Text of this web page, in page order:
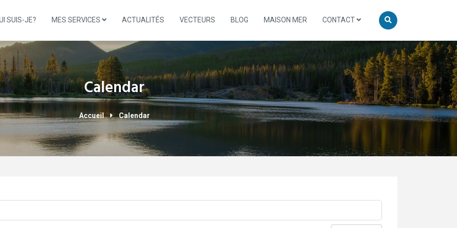
SUIS-JE? MES SERVICES ACTUALITÉS VECTEURS BLOG MAISON MER CONTACT
Calendar
Accueil Calendar